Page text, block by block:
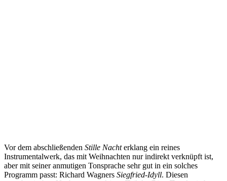
Vor dem abschließenden Stille Nachterklang ein reines
Instrumentalwerk, das mit Weihnachten nur indirekt verknüpft ist,
aber mit seiner anmutigen Tonsprache sehr gut in ein solches
Programm passt: Richard Wagners Siegfried-Idyll. Diesen